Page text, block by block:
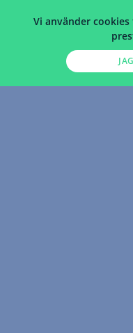
Vi använder
INREDNING